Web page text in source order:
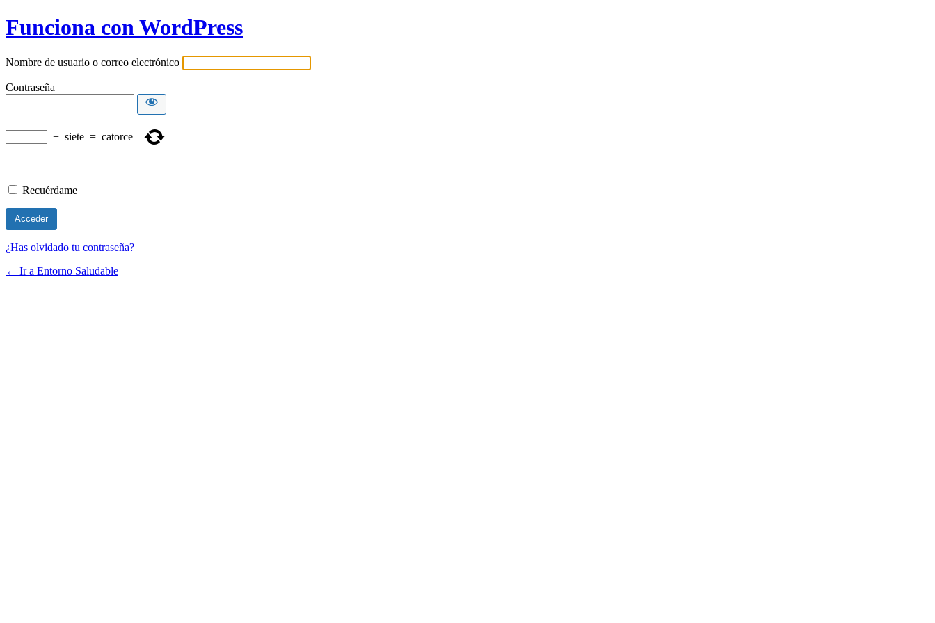
Funciona con WordPress
Nombre de usuario o correo electrónico
Contraseña
+ siete = catorce
Recuérdame
¿Has olvidado tu contraseña?
← Ir a Entorno Saludable